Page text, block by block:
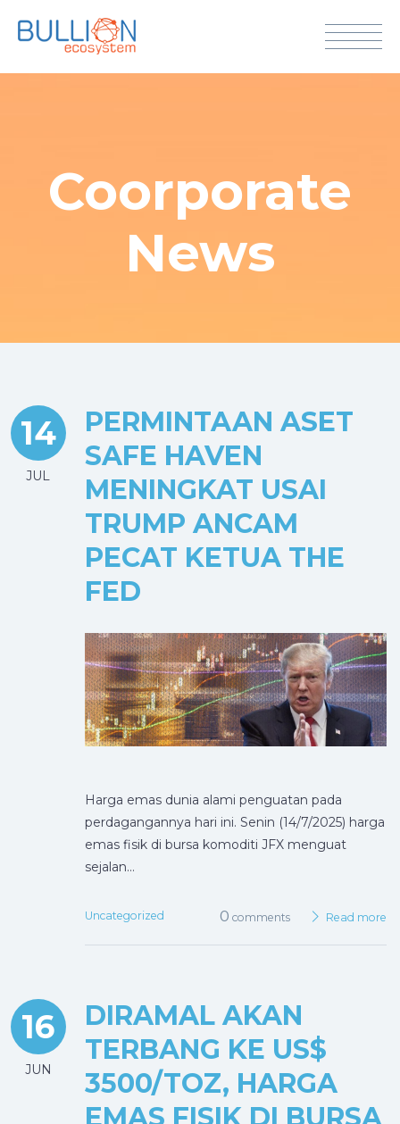
Coorporate
News
14
JUL
PERMINTAAN ASET
SAFE HAVEN
MENINGKAT USAI
TRUMP ANCAM
PECAT KETUA THE
FED
Harga emas dunia alami penguatan pada
perdagangannya hari ini. Senin (14/7/2025) harga
emas fisik di bursa komoditi JFX menguat
sejalan…
Uncategorized 0 comments Read more
16
JUN
DIRAMAL AKAN
TERBANG KE US$
3500/TOZ, HARGA